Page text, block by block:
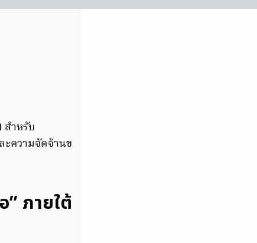
สำหรับ
ะความจัดจ้านข
ภายใต้